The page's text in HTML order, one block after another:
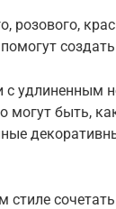
розового,
с
могут быть,
стиле